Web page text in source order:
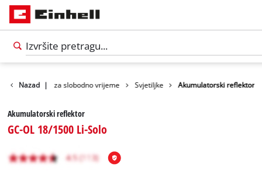
Nazad |
Oprema za slobodno vrijeme Svjetiljke Akumulatorski reflektor
Akumulatorski reflektor
GC-OL 18/1500 Li-Solo